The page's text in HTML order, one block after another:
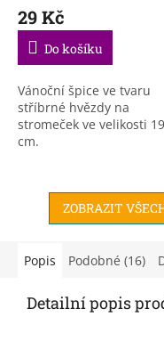
29 Kč
Do košíku
Vánoční špice ve tvaru
stříbrné hvězdy na
stromeček ve velikosti 19
cm.
ZOBRAZIT
Popis Podobné (16)
Detailní popis